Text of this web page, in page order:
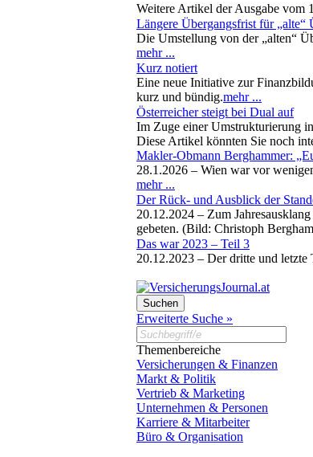
Weitere Artikel der Ausgabe vom
Längere Übergangsfrist für „alte“
Die Umstellung von der „alten“
mehr ...
Kurz notiert
Eine neue Initiative zur
kurz und bündig.mehr ...
Österreicher steigt bei Dual auf
Im Zuge einer Umstrukturierung
Diese Artikel könnten Sie noch
Makler-Obmann Berghammer:
28.1.2026 – Wien war vor
mehr ...
Der Rück- und Ausblick der
20.12.2024 – Zum
gebeten. (Bild: Christoph
Das war 2023 – Teil 3
20.12.2023 – Der dritte und letzte
Erweiterte Suche »
Themenbereiche
Versicherungen & Finanzen
Markt & Politik
Vertrieb & Marketing
Unternehmen & Personen
Karriere & Mitarbeiter
Büro & Organisation